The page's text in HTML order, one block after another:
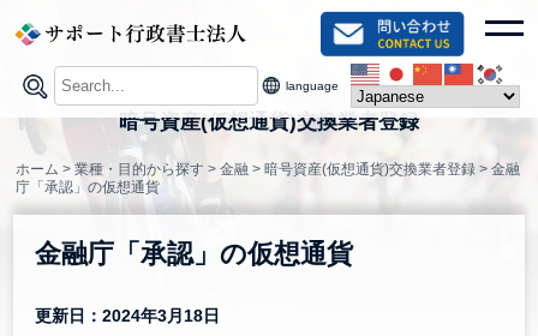
content
language
暗号資産(仮想通貨)交換業者登録
ホーム >業種・目的から探す >金融 >暗号資産(仮想通貨)交換業者登録 >金融
庁「承認」の仮想通貨
金融庁「承認」の仮想通貨
更新日：2024年3月18日